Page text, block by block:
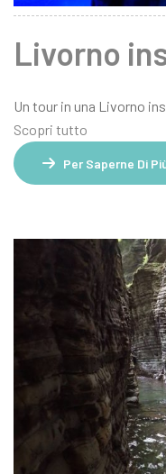
Livorno
Un tour in una Livorno
Scopri tutto
Per Saperne Di